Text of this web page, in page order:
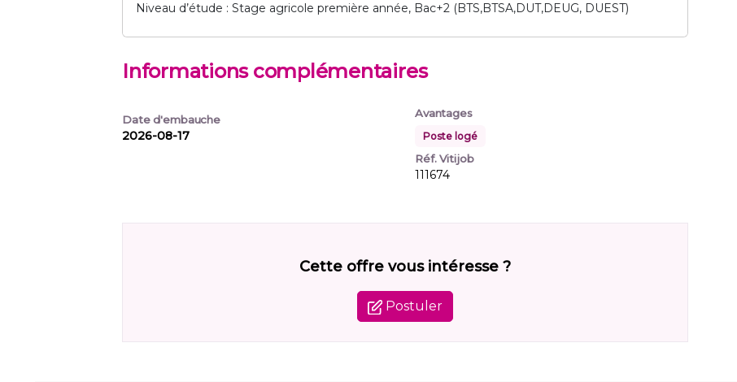
Niveau d’étude : Stage agricole première année, Bac+2 (BTS,BTSA,DUT,DEUG, DUEST)
Informations complémentaires
Date d'embauche
2026-08-17
Avantages
Poste logé
Réf. Vitijob
111674
Cette offre vous intéresse ?
Postuler